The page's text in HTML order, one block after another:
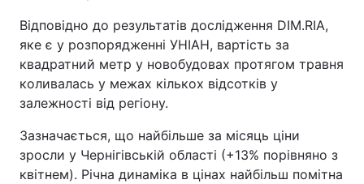
Відповідно до результатів дослідження DIM.RIA,
яке є у розпорядженні УНІАН, вартість за
квадратний метр у новобудовах протягом травня
коливалась у межах кількох відсотків у
залежності від регіону.
Зазначається, що найбільше за місяць ціни
зросли у Чернігівській області (+13% порівняно з
квітнем). Річна динаміка в цінах найбільш помітна